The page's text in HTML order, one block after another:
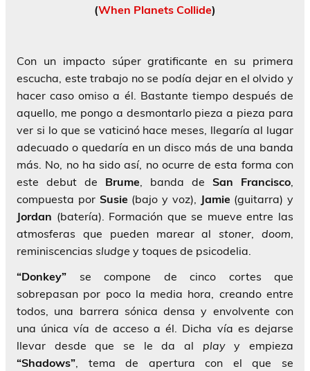
(When Planets Collide)
Con un impacto súper gratificante en su primera
escucha, este trabajo no se podía dejar en el olvido y
hacer caso omiso a él. Bastante tiempo después de
aquello, me pongo a desmontarlo pieza a pieza para
ver si lo que se vaticinó hace meses, llegaría al lugar
adecuado o quedaría en un disco más de una banda
más. No, no ha sido así, no ocurre de esta forma con
este debut de Brume , banda de San Francisco
compuesta por Susie (bajo y voz), Jamie (guitarra) y
Jordan (batería). Formación que se mueve entre las
atmosferas que pueden marear alstoner ,doom
reminiscencias sludge y toques de psicodelia.
“Donkey” se compone de cinco cortes que
sobrepasan por poco la media hora, creando entre
todos, una barrera sónica densa y envolvente con
una única vía de acceso a él. Dicha vía es dejarse
llevar desde que se le da al playy empieza
“Shadows” , tema de apertura con el que se